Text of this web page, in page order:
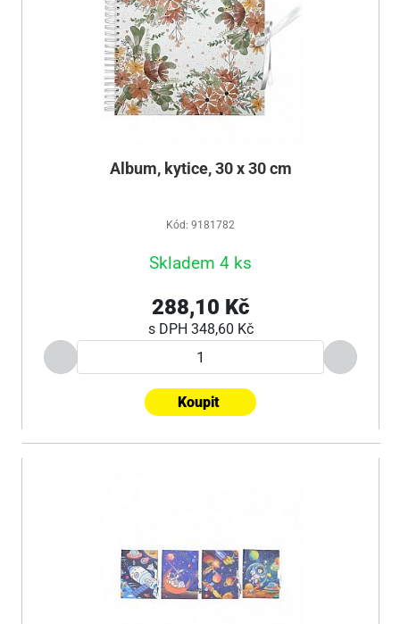
Album, kytice, 30 x 30 cm
Kód: 9181782
Skladem 4 ks
288,10 Kč
s DPH 348,60 Kč
Koupit